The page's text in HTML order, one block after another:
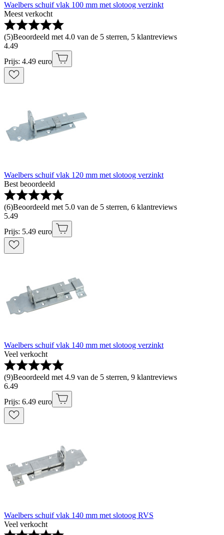
Waelbers schuif vlak 100 mm met slotoog verzinkt
Meest verkocht
(5)Beoordeeld met 4.0 van de 5 sterren, 5 klantreviews
4.49
Prijs: 4.49 euro
Waelbers schuif vlak 120 mm met slotoog verzinkt
Best beoordeeld
(6)Beoordeeld met 5.0 van de 5 sterren, 6 klantreviews
5.49
Prijs: 5.49 euro
Waelbers schuif vlak 140 mm met slotoog verzinkt
Veel verkocht
(9)Beoordeeld met 4.9 van de 5 sterren, 9 klantreviews
6.49
Prijs: 6.49 euro
Waelbers schuif vlak 140 mm met slotoog RVS
Veel verkocht